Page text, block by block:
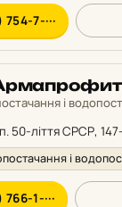
7-···
і
50-ліття СРСР,
і
1-···